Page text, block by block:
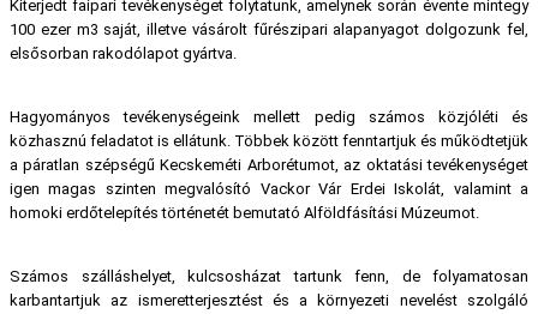
Kiterjedt faipari tevékenységet folytatunk, amelynek során évente mintegy
100 ezer m3 saját, illetve vásárolt fűrészipari alapanyagot dolgozunk fel,
elsősorban rakodólapot gyártva.
Hagyományos tevékenységeink mellett pedig számos közjóléti és
közhasznú feladatot is ellátunk. Többek között fenntartjuk és működtetjük
a páratlan szépségű Kecskeméti Arborétumot, az oktatási tevékenységet
igen magas szinten megvalósító Vackor Vár Erdei Iskolát, valamint a
homoki erdőtelepítés történetét bemutató Alföldfásítási Múzeumot.
Számos szálláshelyet, kulcsosházat tartunk fenn, de folyamatosan
karbantartjuk az ismeretterjesztést és a környezeti nevelést szolgáló